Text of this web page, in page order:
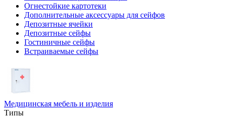
Огнестойкие картотеки
Дополнительные аксессуары для сейфов
Депозитные ячейки
Депозитные сейфы
Гостиничные сейфы
Встраиваемые сейфы
Медицинская мебель и изделия
Типы